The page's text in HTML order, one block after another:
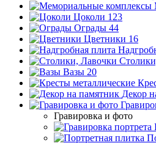
Цоколи 123
Ограды 44
Цветники 16
Вазы 20
Декор
Гравировка и фото